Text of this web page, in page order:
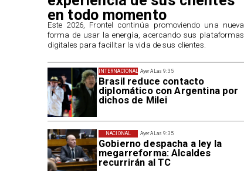
Ayer A Las 9:35
Brasil reduce contacto
diplomático con Argentina por
dichos de Milei
INTERNACIONAL
Ayer A Las 9:35
Gobierno despacha a ley la
megarreforma: Alcaldes
recurrirán al TC
NACIONAL
en todo momento
​Este 2026, Frontel continúa promoviendo una nueva
forma de usar la energía, acercando sus plataformas
digitales para facilitar la vida de sus clientes.